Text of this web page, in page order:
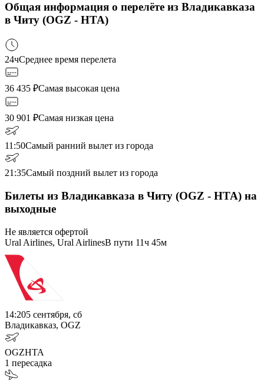
Общая информация о перелёте из Владикавказа
в Читу (OGZ - HTA)
24чСреднее время перелета
36 435 ₽Самая высокая цена
30 901 ₽Самая низкая цена
11:50Самый ранний вылет из города
21:35Самый поздний вылет из города
Билеты из Владикавказа в Читу (OGZ - HTA) на
выходные
Не является офертой
Ural Airlines, Ural AirlinesВ пути 11ч 45м
14:205 сентября, сб
Владикавказ, OGZ
OGZHTA
1 пересадка